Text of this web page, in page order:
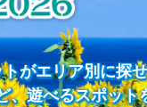
がエリア別に探
、遊べるスポット